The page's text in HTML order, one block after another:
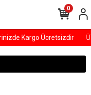
Kargo Ücretsizdir
0